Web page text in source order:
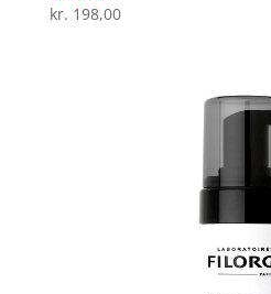
Vurderet
4.1
kr. 198,00